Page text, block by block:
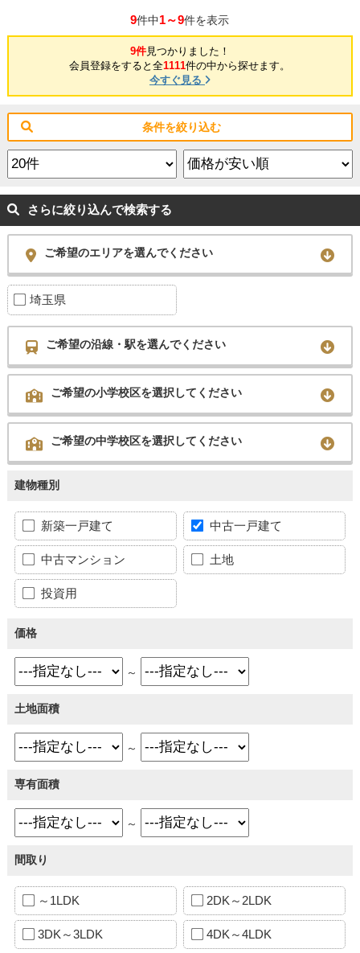
9件中1～9件を表示
9件見つかりました！
会員登録をすると全1111件の中から探せます。
今すぐ見る
条件を絞り込む
さらに絞り込んで検索する
ご希望のエリアを選んでください
埼玉県
ご希望の沿線・駅を選んでください
ご希望の小学校区を選択してください
ご希望の中学校区を選択してください
建物種別
新築一戸建て 中古一戸建て
中古マンション 土地
投資用
価格
～
土地面積
～
専有面積
～
間取り
～1LDK 2DK～2LDK
3DK～3LDK 4DK～4LDK